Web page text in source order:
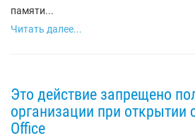
памяти...
Читать далее...
Это действие запрещено
организации при открытии
Office